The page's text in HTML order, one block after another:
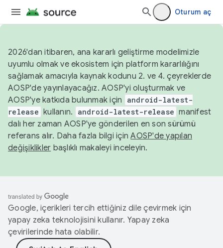
Oturum aç
2026'dan itibaren, ana kararlı geliştirme modelimizle
uyumlu olmak ve ekosistem için platform kararlılığını
sağlamak amacıyla kaynak kodunu 2. ve 4. çeyreklerde
AOSP'de yayınlayacağız. AOSP'yi oluşturmak ve
AOSP'ye katkıda bulunmak için
android-latest-
release kullanın. android-latest-release manifest
dalı her zaman AOSP'ye gönderilen en son sürümü
referans alır. Daha fazla bilgi içinAOSP'de yapılan
değişiklikler başlıklı makaleyi inceleyin.
Google, içerikleri tercih ettiğiniz dile çevirmek için
yapay zeka teknolojisini kullanır. Yapay zeka
çevirilerinde hata olabilir.